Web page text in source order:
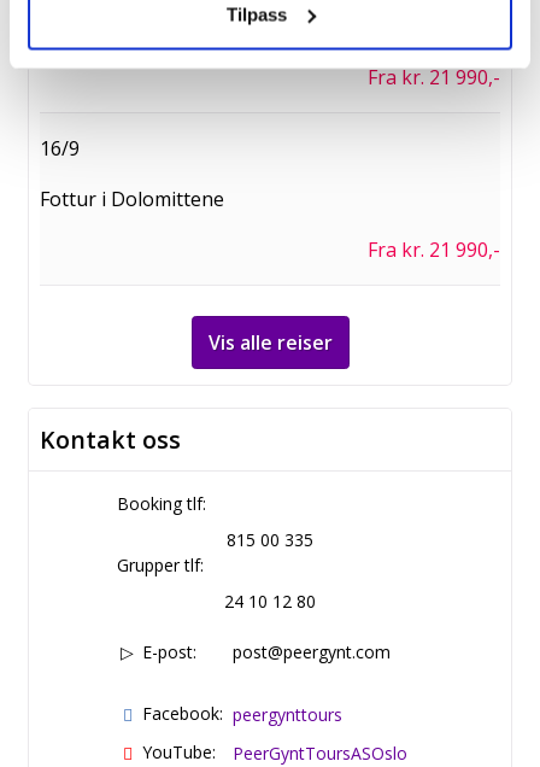
Tilpass
Fra kr. 21 990,-
16/9
Fottur i Dolomittene
Fra kr. 21 990,-
Vis alle reiser
Kontakt oss
Booking tlf:
815 00 335
Grupper tlf:
24 10 12 80
E-post: post@peergynt.com
Facebook: peergynttours
YouTube:
PeerGyntToursASOslo